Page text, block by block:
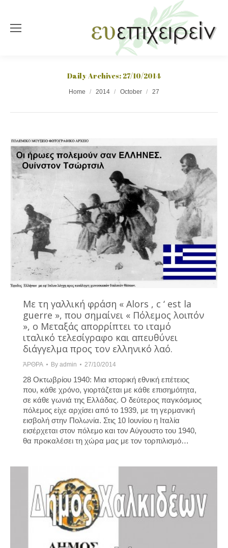
Daily Archives: 27/10/2014
Home 2014 October 27
Με τη γαλλική φράση « Alors , c ‘ est la
guerre », που σημαίνει « Πόλεμος λοιπόν
», ο Μεταξάς απορρίπτει το ιταμό
ιταλικό τελεσίγραφο και απευθύνει
διάγγελμα προς τον ελληνικό λαό.
ΆΡΘΡΑ By admin 27/10/2014
28 Οκτωβρίου 1940: Μια ιστορική εθνική επέτειος
που, κάθε χρόνο, γιορτάζεται με κάθε επισημότητα,
σε κάθε γωνιά της Ελλάδας. Ο δεύτερος παγκόσμιος
πόλεμος είχε αρχίσει από το 1939, με τη γερμανική
εισβολή στην Πολωνία. Στις 10 Ιουνίου η Ιταλία
εισέρχεται στον πόλεμο και τον Αύγουστο του 1940,
θα προκαλέσει τη χώρα μας με τον τορπιλισμό…